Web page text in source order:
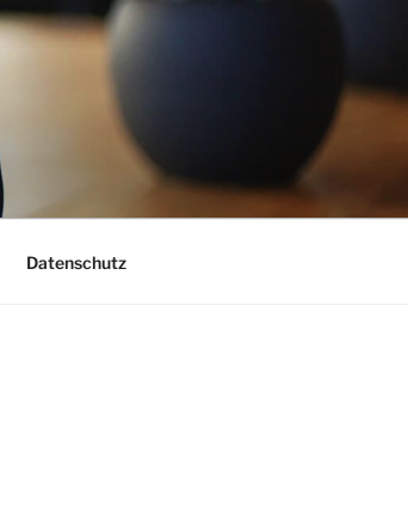
Datenschutz